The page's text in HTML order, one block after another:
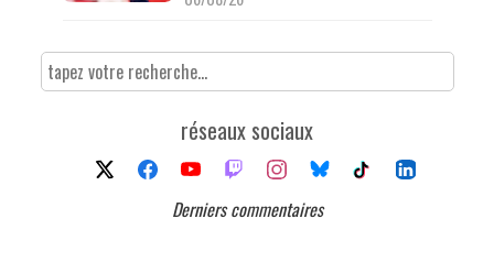
réseaux sociaux
Derniers commentaires